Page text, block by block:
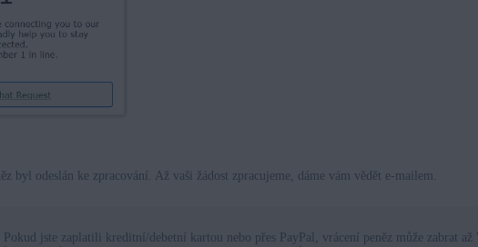
byl odeslán ke zpracování. Až vaši žádost zpracujeme, dáme vám vědět e-mailem.
Pokud jste zaplatili kreditní/debetní kartou nebo přes PayPal, vrácení peněz může zabrat až